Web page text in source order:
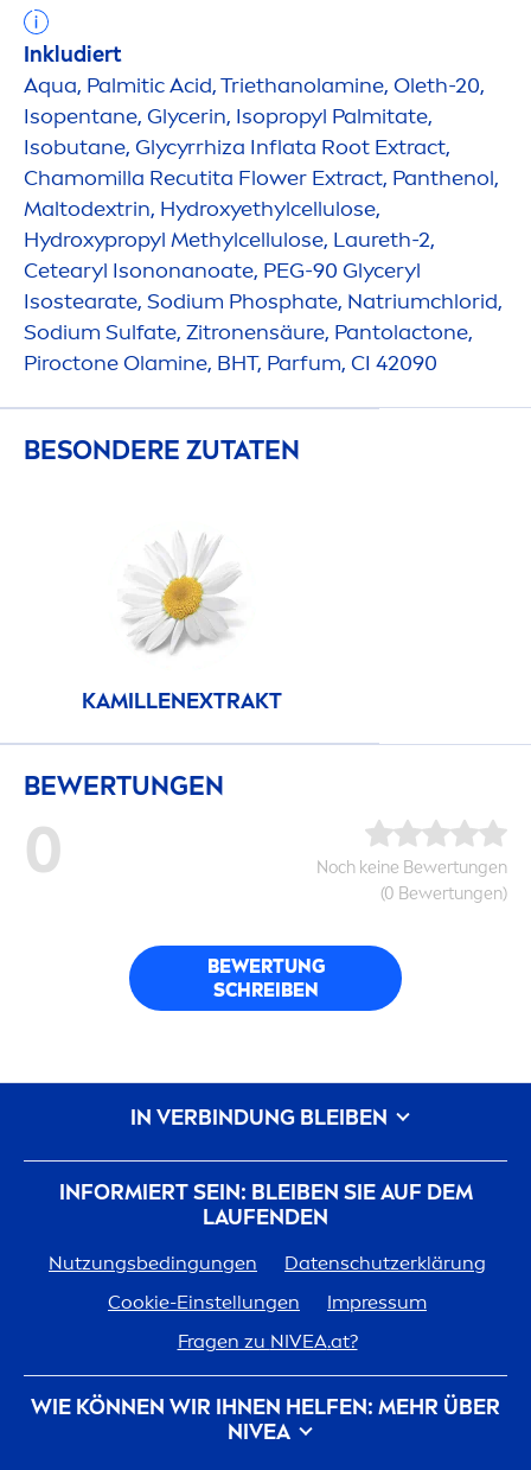
Inkludiert
Aqua, Palmitic Acid, Triethanolamine, Oleth-20,
Isopentane, Glycerin, Isopropyl Palmitate,
Isobutane, Glycyrrhiza Inflata Root Extract,
Chamomilla Recutita Flower Extract, Panthenol,
Maltodextrin, Hydroxyethylcellulose,
Hydroxypropyl Methylcellulose, Laureth-2,
Cetearyl Isononanoate, PEG-90 Glyceryl
Isostearate, Sodium Phosphate, Natriumchlorid,
Sodium Sulfate, Zitronensäure, Pantolactone,
Piroctone Olamine, BHT, Parfum, CI 42090
BESONDERE ZUTATEN
KAMILLENEXTRAKT
BEWERTUNGEN
0
Noch keine Bewertungen
(0 Bewertungen)
BEWERTUNG
SCHREIBEN
INFORMIERT SEIN: BLEIBEN SIE AUF DEM
LAUFENDEN
Nutzungsbedingungen
Datenschutzerklärung
Cookie-Einstellungen
Impressum
Fragen zu NIVEA.at?
WIE KÖNNEN WIR IHNEN HELFEN: MEHR ÜBER
NIVEA
IN VERBINDUNG BLEIBEN